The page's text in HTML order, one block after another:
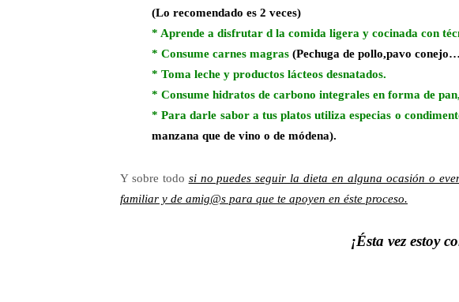
(Lo recomendado es 2 veces)
* Aprende a disfrutar d la comida ligera y cocinada con
* Consume carnes magras (Pechuga de pollo,pavo
* Toma leche y productos lácteos desnatados.
* Consume hidratos de carbono integrales en forma de
* Para darle sabor a tus platos utiliza especias o
manzana que de vino o de módena).
Y sobre todo si no puedes seguir la dieta en alguna ocasión o
familiar y de amig@s para que te apoyen en éste proceso.
¡Ésta vez estoy